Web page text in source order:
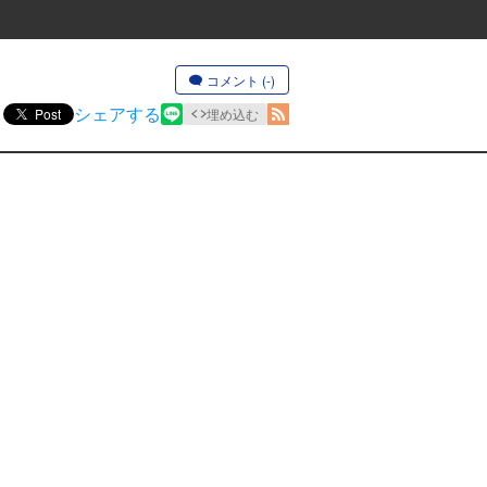
コメント (-)
Post シェアする 埋め込む